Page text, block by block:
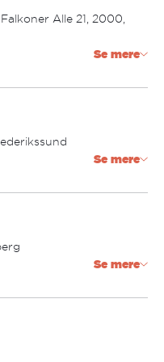
Alle 21, 2000,
Se mere
Se mere
Se mere